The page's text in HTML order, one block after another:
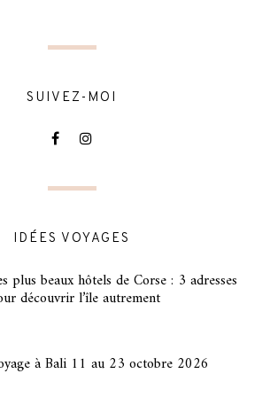
SUIVEZ-MOI
IDÉES VOYAGES
plus beaux hôtels de Corse : 3 adresses
découvrir l’île autrement
à Bali 11 au 23 octobre 2026